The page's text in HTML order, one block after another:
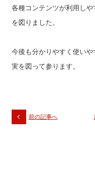
各種コンテンツが利用し
を図りました。
今後も分かりやすく使い
実を図って参ります。
前の記事へ